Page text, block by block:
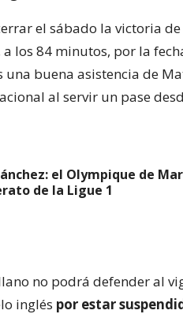
el sábado la victoria de
los 84 minutos, por la
buena asistencia de
al servir un pase
el Olympique de
de la Ligue 1
no podrá defender al
inglés por estar